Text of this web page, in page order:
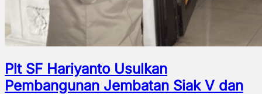
Plt SF Hariyanto Usulkan
Pembangunan Jembatan Siak V dan